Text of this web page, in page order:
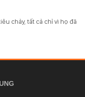
chảy, tất cả chỉ vì họ đã